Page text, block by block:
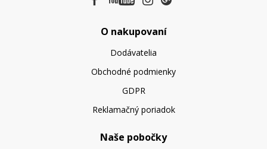
O nakupovaní
Dodávatelia
Obchodné podmienky
GDPR
Reklamačný poriadok
Naše pobočky